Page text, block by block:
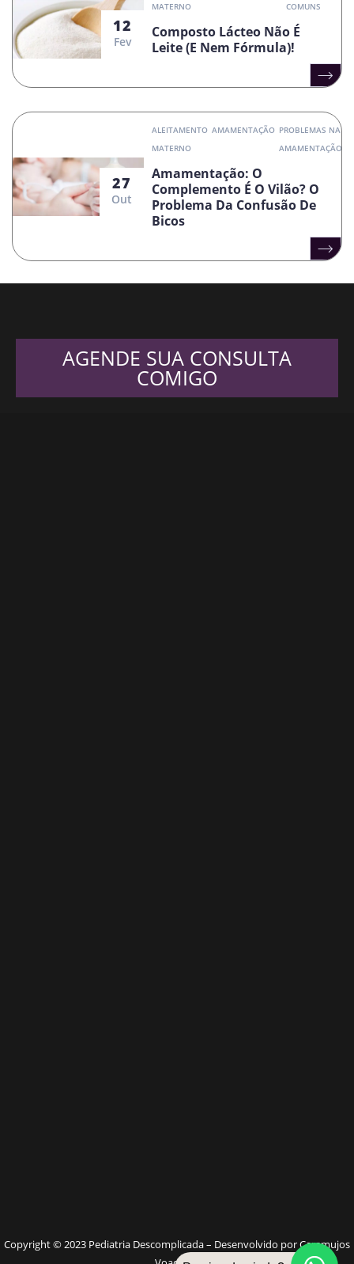
12
Fev
MATERNO
COMUNS
Composto Lácteo Não É
Leite (e Nem Fórmula)!
27
Out
ALEITAMENTO
MATERNO
AMAMENTAÇÃO PROBLEMAS NA
AMAMENTAÇÃO
Amamentação: O
Complemento É O Vilão? O
Problema Da Confusão De
Bicos
AGENDE SUA CONSULTA
COMIGO
Copyright © 2023 Pediatria Descomplicada – Desenvolvido por Caramujos
W